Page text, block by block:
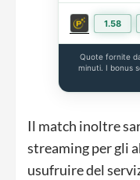
1.58
Quote fornite
minuti. I bonus
Il match inoltre
streaming per gli
usufruire del